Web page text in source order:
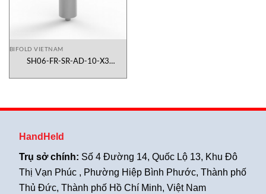
BIFOLD VIETNAM
SH06-FR-SR-AD-10-X3
HandHeld
Trụ sở chính: Số 4 Đường 14, Quốc Lộ 13, Khu Đô
Thị Vạn Phúc , Phường Hiệp Bình Phước, Thành phố
Thủ Đức, Thành phố Hồ Chí Minh, Việt Nam